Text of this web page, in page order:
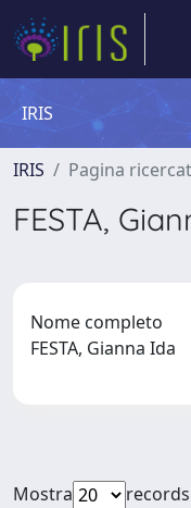
IRIS
IRIS Pagina
FESTA,
Nome completo
FESTA, Gianna Ida
Mostra
records